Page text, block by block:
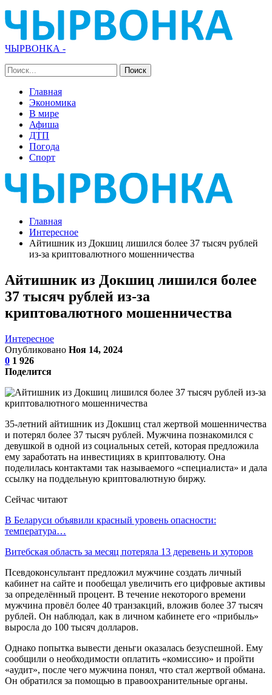
ЧЫРВОНКА -
Главная
Экономика
В мире
Афиша
ДТП
Погода
Спорт
Главная
Интересное
Айтишник из Докшиц лишился более 37 тысяч рублей
из-за криптовалютного мошенничества
Айтишник из Докшиц лишился более
37 тысяч рублей из-за
криптовалютного мошенничества
Интересное
Опубликовано Ноя 14, 2024
0 1 926
Поделится
35-летний айтишник из Докшиц стал жертвой мошенничества
и потерял более 37 тысяч рублей. Мужчина познакомился с
девушкой в одной из социальных сетей, которая предложила
ему заработать на инвестициях в криптовалюту. Она
поделилась контактами так называемого «специалиста» и дала
ссылку на поддельную криптовалютную биржу.
Сейчас читают
В Беларуси объявили красный уровень опасности:
температура…
Витебская область за месяц потеряла 13 деревень и хуторов
Псевдоконсультант предложил мужчине создать личный
кабинет на сайте и пообещал увеличить его цифровые активы
за определённый процент. В течение некоторого времени
мужчина провёл более 40 транзакций, вложив более 37 тысяч
рублей. Он наблюдал, как в личном кабинете его «прибыль»
выросла до 100 тысяч долларов.
Однако попытка вывести деньги оказалась безуспешной. Ему
сообщили о необходимости оплатить «комиссию» и пройти
«aудит», после чего мужчина понял, что стал жертвой обмана.
Он обратился за помощью в правоохранительные органы.